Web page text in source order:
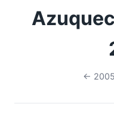
← 2005